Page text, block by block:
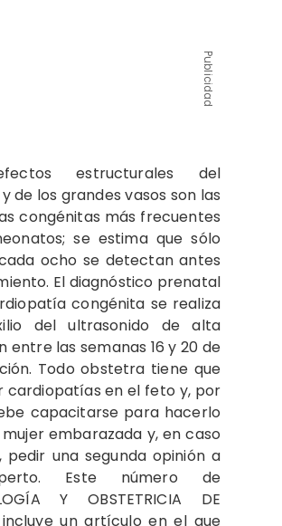
Publicidad
estructurales del
de los grandes vasos son las
congénitas más frecuentes
se estima que sólo
ocho se detectan antes
El diagnóstico prenatal
congénita se realiza
del ultrasonido de alta
entre las semanas 16 y 20 de
Todo obstetra tiene que
cardiopatías en el feto y, por
capacitarse para hacerlo
embarazada y, en caso
pedir una segunda opinión a
Este número de
Y OBSTETRICIA DE
incluye un artículo en el que